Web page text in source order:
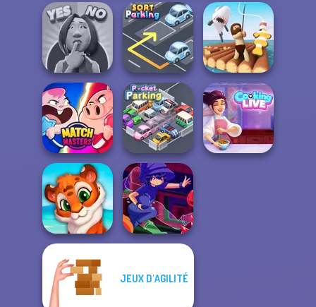
Yes or No
Challenge
Sort Parking Raft Life
Match Masters Pocket Parking
Mosaic Artimo
JEUX D'AGILITÉ